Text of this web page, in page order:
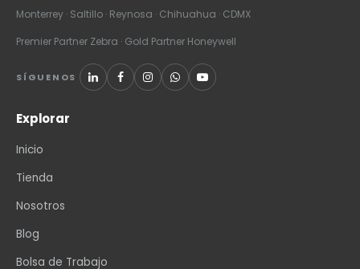
Monterrey · Saltillo · Reynosa · Chihuahua · CDMX
Premier Partner Zebra · Gold Partner Honeywell
SÍGUENOS
Explorar
Inicio
Tienda
Nosotros
Blog
Bolsa de Trabajo